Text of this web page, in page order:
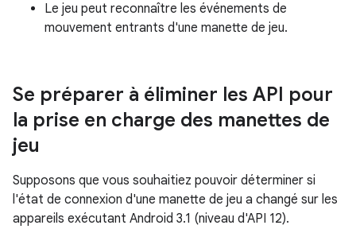
Le jeu peut reconnaître les événements de
mouvement entrants d'une manette de jeu.
Se préparer à éliminer les API pour
la prise en charge des manettes de
jeu
Supposons que vous souhaitiez pouvoir déterminer si
l'état de connexion d'une manette de jeu a changé sur les
appareils exécutant Android 3.1 (niveau d'API 12).